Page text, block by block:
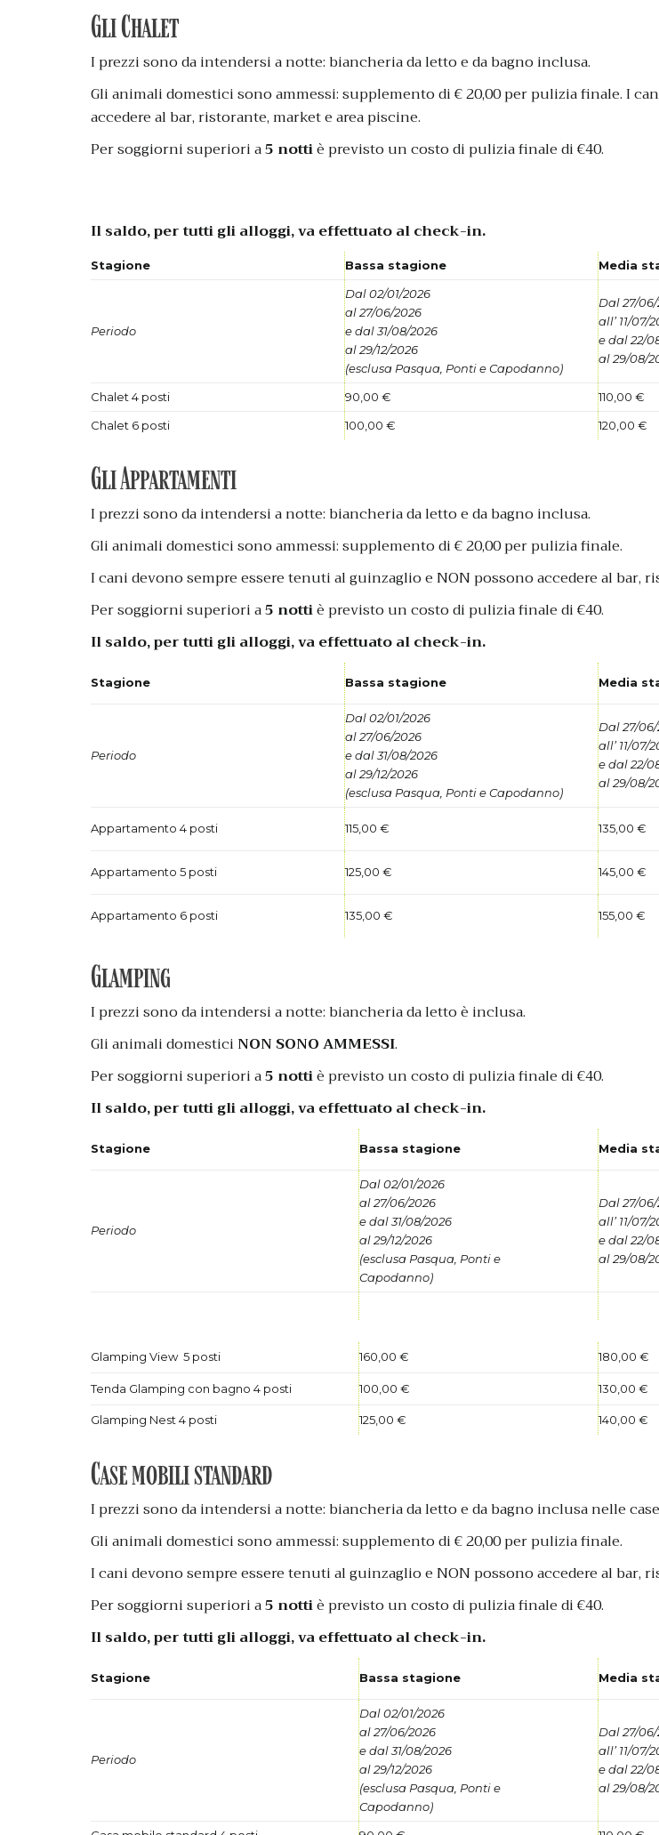
Gli Chalet
I prezzi sono da intendersi a notte: biancheria da letto e da bagno inclusa.
Gli animali domestici sono ammessi: supplemento di € 20,00 per pulizia finale. I
accedere al bar, ristorante, market e area piscine.
Per soggiorni superiori a5 nottiè previsto un costo di pulizia finale di €40.
Il saldo, per tutti gli alloggi, va effettuato al check-in.
Stagione Bassa stagione Media
Periodo
Dal 02/01/2026
al 27/06/2026
e dal 31/08/2026
al 29/12/2026
(esclusa Pasqua, Ponti e Capodanno)
Dal 27/
all’ 11/07/
e dal 22/
al 29/08/
Chalet 4 posti 90,00 € 110,00 €
Chalet 6 posti
100,00 € 120,00 €
Gli Appartamenti
I prezzi sono da intendersi a notte: biancheria da letto e da bagno inclusa.
Gli animali domestici sono ammessi: supplemento di € 20,00 per pulizia finale.
I cani devono sempre essere tenuti al guinzaglio e NON possono accedere al bar,
Per soggiorni superiori a5 nottiè previsto un costo di pulizia finale di €40.
Il saldo, per tutti gli alloggi, va effettuato al check-in.
Stagione Bassa stagione Media
Periodo
Dal 02/01/2026
al 27/06/2026
e dal 31/08/2026
al 29/12/2026
(esclusa Pasqua, Ponti e Capodanno)
Dal 27/
all’ 11/07/
e dal 22/
al 29/08/
Appartamento 4 posti 115,00 € 135,00 €
Appartamento 5 posti 125,00 € 145,00 €
Appartamento 6 posti 135,00 € 155,00 €
Glamping
I prezzi sono da intendersi a notte: biancheria da letto è inclusa.
Gli animali domestici NON SONO AMMESSI.
Per soggiorni superiori a5 nottiè previsto un costo di pulizia finale di €40.
Il saldo, per tutti gli alloggi, va effettuato al check-in.
Stagione Bassa stagione Media
Periodo
Dal 02/01/2026
al 27/06/2026
e dal 31/08/2026
al 29/12/2026
(esclusa Pasqua, Ponti e
Capodanno)
Dal 27/
all’ 11/07/
e dal 22/
al 29/08/
Glamping View 5 posti 160,00 € 180,00 €
Tenda Glamping con bagno 4 posti 100,00 € 130,00 €
Glamping Nest 4 posti 125,00 € 140,00 €
Case mobili standard
I prezzi sono da intendersi a notte: biancheria da letto e da bagno inclusa nelle
Gli animali domestici sono ammessi: supplemento di € 20,00 per pulizia finale.
I cani devono sempre essere tenuti al guinzaglio e NON possono accedere al bar,
Per soggiorni superiori a5 nottiè previsto un costo di pulizia finale di €40.
Il saldo, per tutti gli alloggi, va effettuato al check-in.
Stagione Bassa stagione Media
Periodo
Dal 02/01/2026
al 27/06/2026
e dal 31/08/2026
al 29/12/2026
(esclusa Pasqua, Ponti e
Capodanno)
Dal 27/
all’ 11/07/
e dal 22/
al 29/08/